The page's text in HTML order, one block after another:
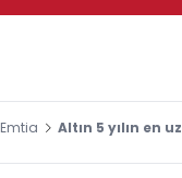
Altın 5 yılın en